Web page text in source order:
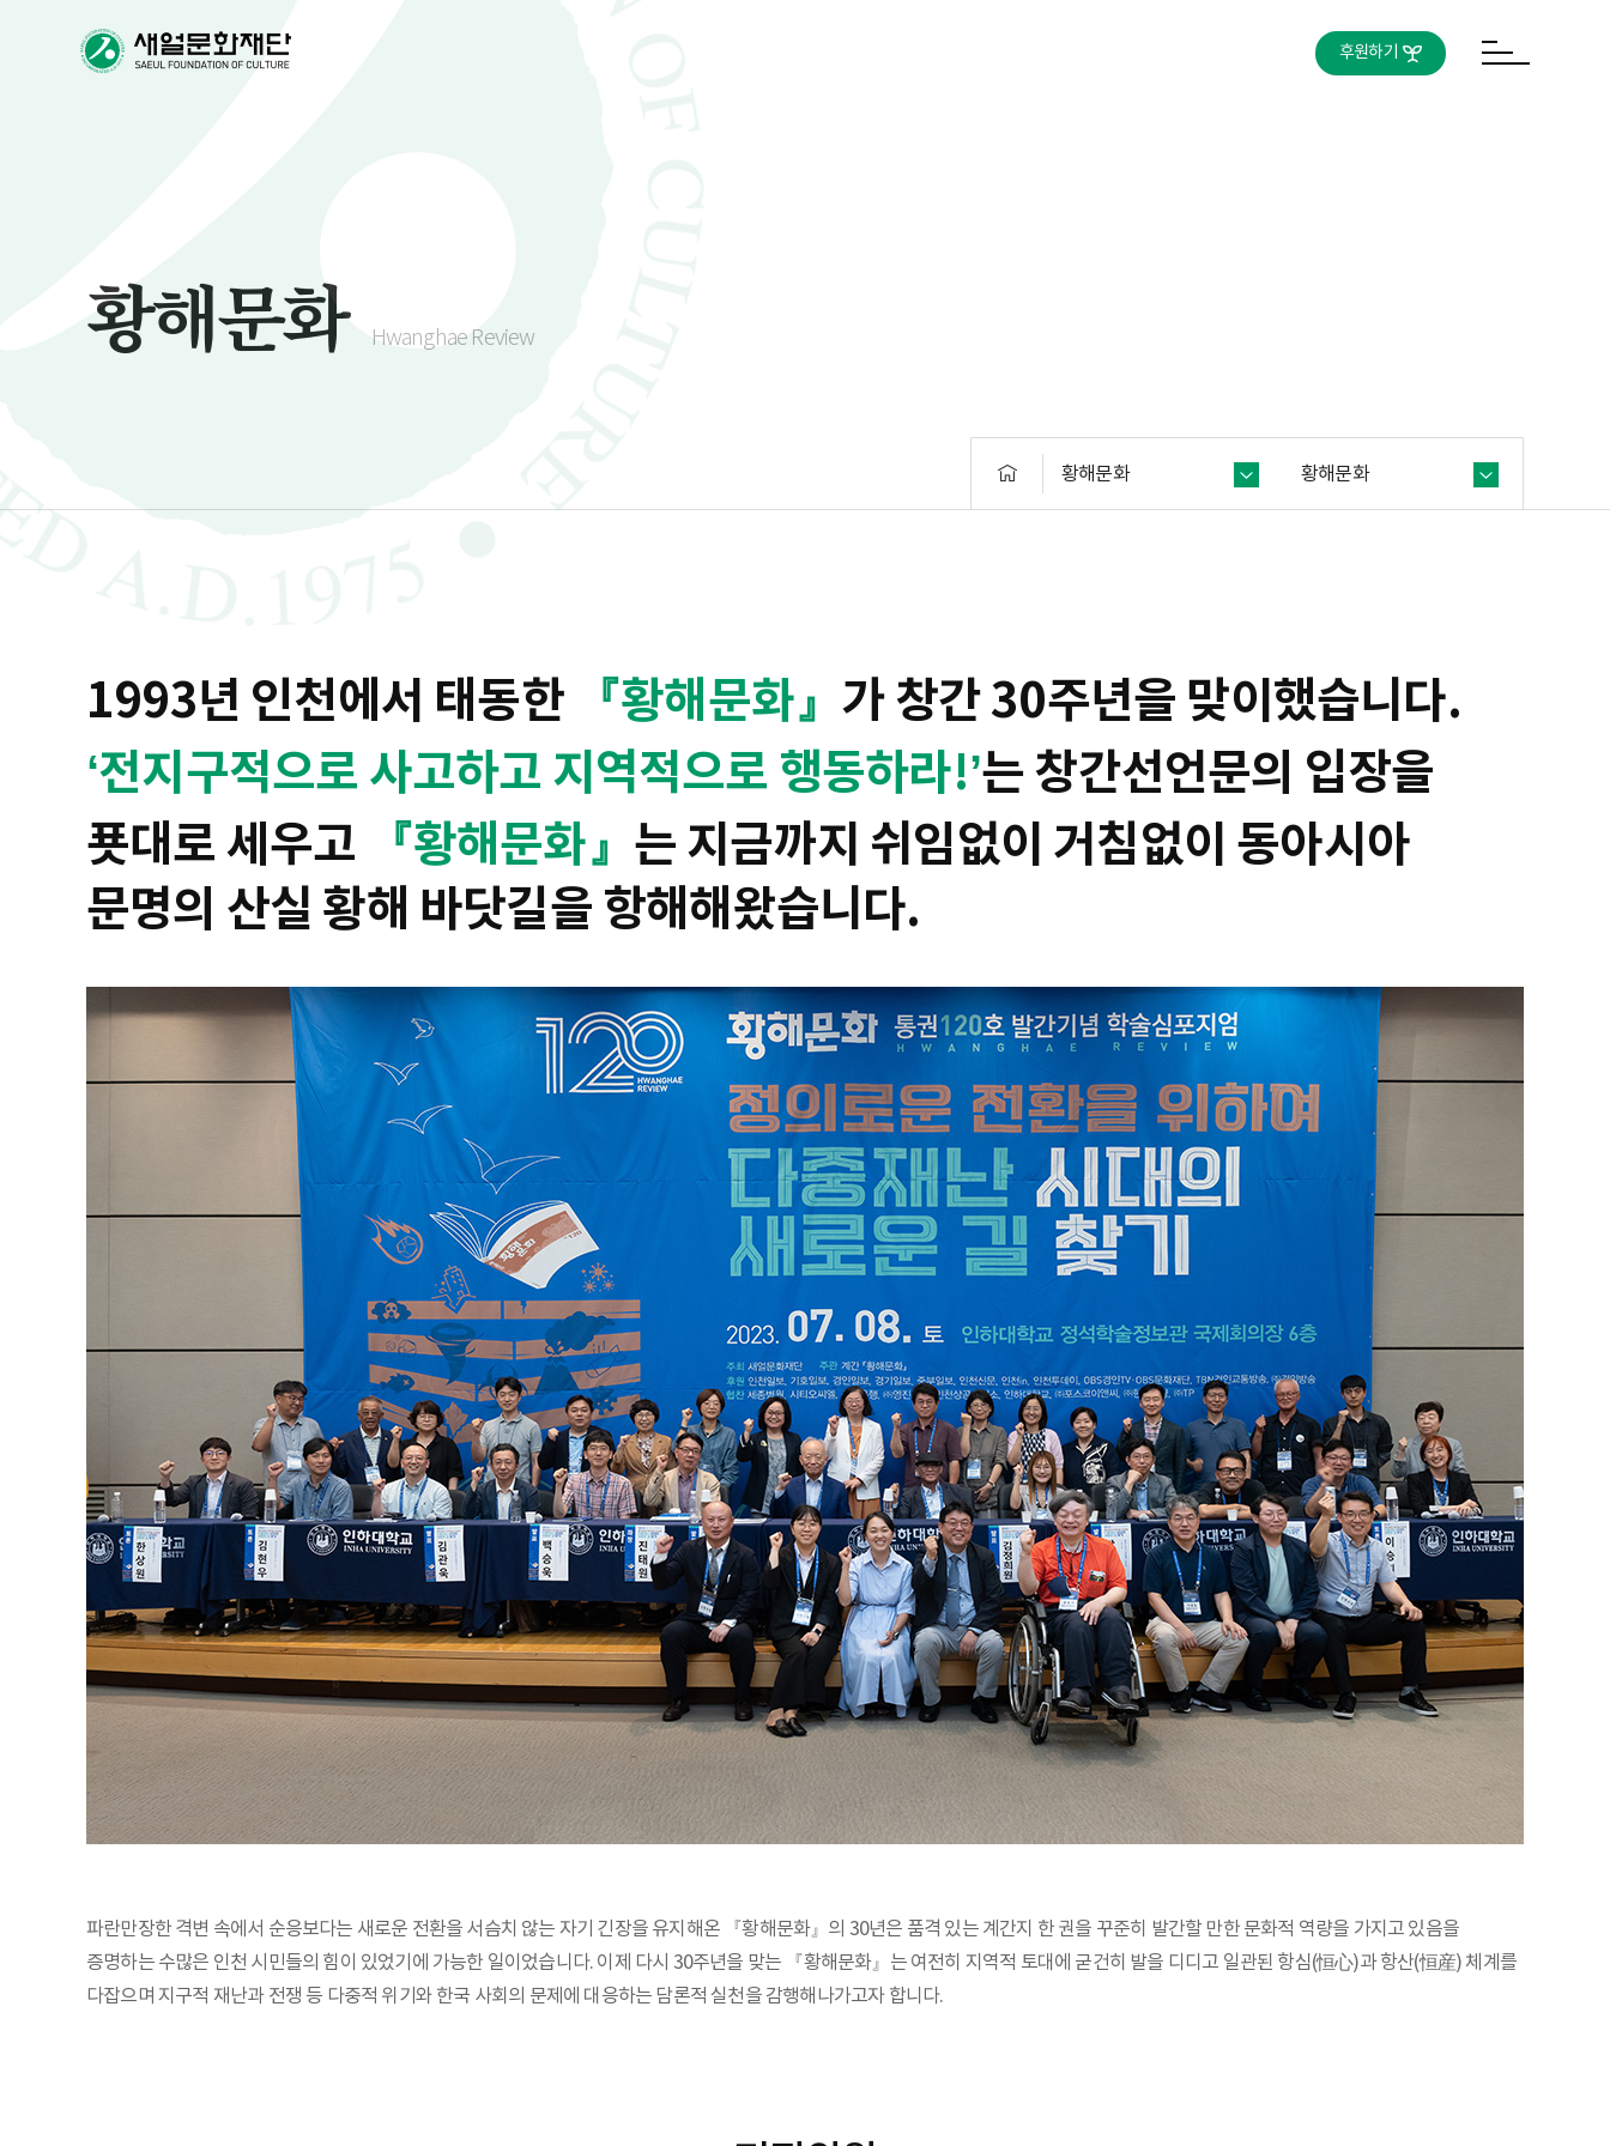
후원하기
황해문화 Hwanghae Review
황해문화 황해문화
1993년 인천에서 태동한 『황해문화』 가 창간 30주년을 맞이했습니다.
‘전지구적으로 사고하고 지역적으로 행동하라!’는 창간선언문의 입장을
푯대로 세우고
『황해문화』 는 지금까지 쉬임없이 거침없이 동아시아
문명의 산실 황해 바닷길을 항해해왔습니다.
파란만장한 격변 속에서 순응보다는 새로운 전환을 서슴치 않는 자기 긴장을 유지해온 『황해문화』의 30년은 품격 있는 계간지 한 권을 꾸준히 발간할 만한 문화적 역량을 가지고 있음을
증명하는 수많은 인천 시민들의 힘이 있었기에 가능한 일이었습니다. 이제 다시 30주년을 맞는 『황해문화』는 여전히 지역적 토대에 굳건히 발을 디디고 일관된 항심(恒心)과 항산(恒産) 체계를
다잡으며 지구적 재난과 전쟁 등 다중적 위기와 한국 사회의 문제에 대응하는 담론적 실천을 감행해나가고자 합니다.